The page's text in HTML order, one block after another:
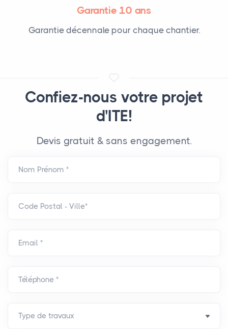
Garantie 10 ans
Garantie décennale pour chaque chantier.
Confiez-nous votre projet
d'ITE!
Devis gratuit & sans engagement.
Nom Prénom *
Code Postal - Ville*
Email *
Téléphone *